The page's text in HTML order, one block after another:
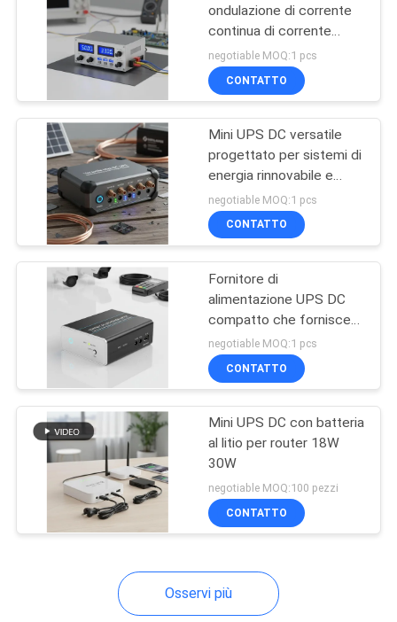
UPS in linea a bassa
frequenza
Invertitore di potere
Mini CC UPS
pacco batteria
ondulazione di corrente
continua di corrente
continua Fonte di
tensione di precisione
Miglioramento
in circuiti elettronici
sensibili
negotiable MOQ:1 pcs
CONTATTO
Mini UPS DC versatile
progettato per sistemi di
energia rinnovabile e
applicazioni fuori rete
che offrono
un'alimentazione di
negotiable MOQ:1 pcs
CONTATTO
Fornitore di
alimentazione UPS DC
compatto che fornisce
un supporto di
alimentazione continuo
Ideale per telecamere di
controllo degli accessi
negotiable MOQ:1 pcs
CONTATTO
Mini UPS DC con batteria
al litio per router 18W
30W
negotiable MOQ:100 pezzi
CONTATTO
Osservi più